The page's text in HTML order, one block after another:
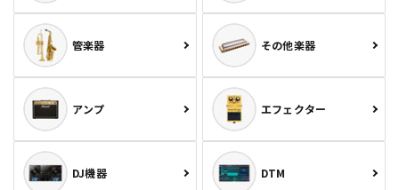
管楽器 その他楽器
アンプ エフェクター
DJ機器 DTM